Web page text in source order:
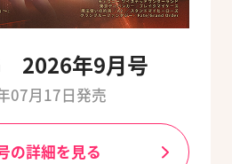
2026年9月号
07月17日発売
の詳細を見る